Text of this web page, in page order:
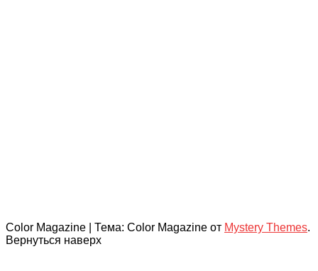
Color Magazine Тема: Color Magazine от Mystery Themes.
Вернуться наверх